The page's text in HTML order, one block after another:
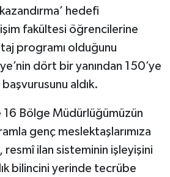
hedefi
fakültesi öğrencilerine
programı olduğunu
dört bir yanından 150’ye
aldık.
16 Bölge Müdürlüğümüzün
genç meslektaşlarımıza
resmî ilan sisteminin işleyişini
bilincini yerinde tecrübe